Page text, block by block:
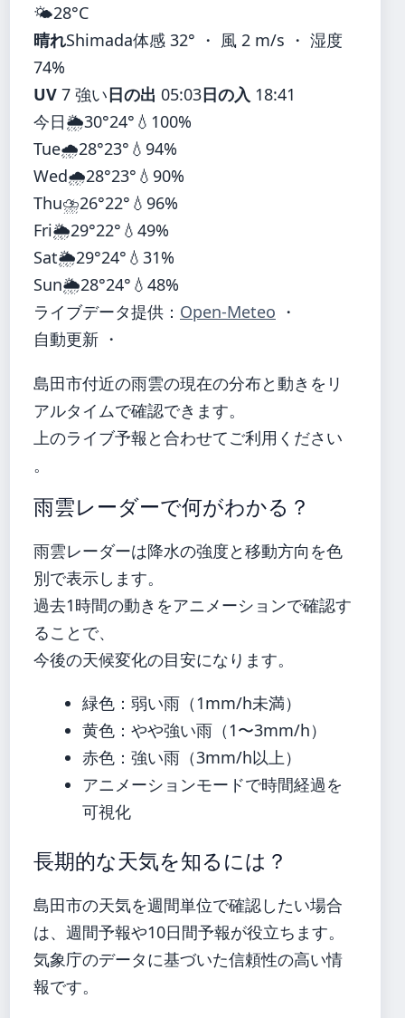
🌤️28°C
晴れShimada体感 32° ・ 風 2 m/s ・ 湿度
74%
UV 7 強い日の出 05:03日の入 18:41
今日🌦️30°24° 💧100%
Tue🌧️28°23° 💧94%
Wed🌧️28°23° 💧90%
Thu⛈️26°22° 💧96%
Fri🌦️29°22° 💧49%
Sat🌦️29°24° 💧31%
Sun🌦️28°24° 💧48%
ライブデータ提供： Open-Meteo ・
自動更新 ・
島田市付近の雨雲の現在の分布と動きをリ
アルタイムで確認できます。
上のライブ予報と合わせてご利用ください
。
雨雲レーダーで何がわかる？
雨雲レーダーは降水の強度と移動方向を色
別で表示します。
過去1時間の動きをアニメーションで確認す
ることで、
今後の天候変化の目安になります。
緑色：弱い雨（1mm/h未満）
黄色：やや強い雨（1〜3mm/h）
赤色：強い雨（3mm/h以上）
アニメーションモードで時間経過を
可視化
長期的な天気を知るには？
島田市の天気を週間単位で確認したい場合
は、週間予報や10日間予報が役立ちます。
気象庁のデータに基づいた信頼性の高い情
報です。